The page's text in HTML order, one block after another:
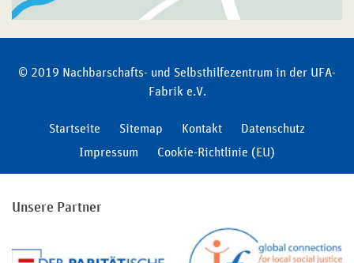
© 2019 Nachbarschafts- und Selbsthilfezentrum in der UFA-
Fabrik e.V.
Startseite Sitemap Kontakt
Datenschutz
Impressum
Cookie-Richtlinie (EU)
Unsere Partner